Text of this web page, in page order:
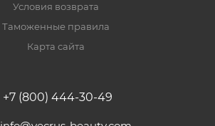
Условия возврата
Таможенные правила
Карта сайта
+7 (800) 444-30-49